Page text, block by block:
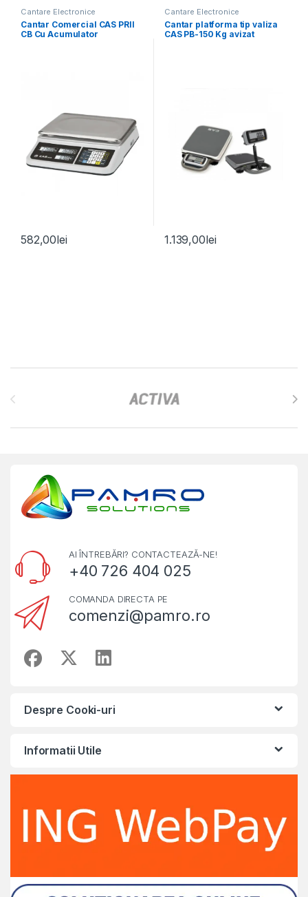
Cantare Electronice
Cantar Comercial CAS PRII
CB Cu Acumulator
582,00lei
Cantare Electronice
Cantar platforma tip valiza
CAS PB-150 Kg avizat
1.139,00lei
AI ÎNTREBĂRI? CONTACTEAZĂ-NE!
+40 726 404 025
COMANDA DIRECTA PE
comenzi@pamro.ro
Despre Cooki-uri
Informatii Utile